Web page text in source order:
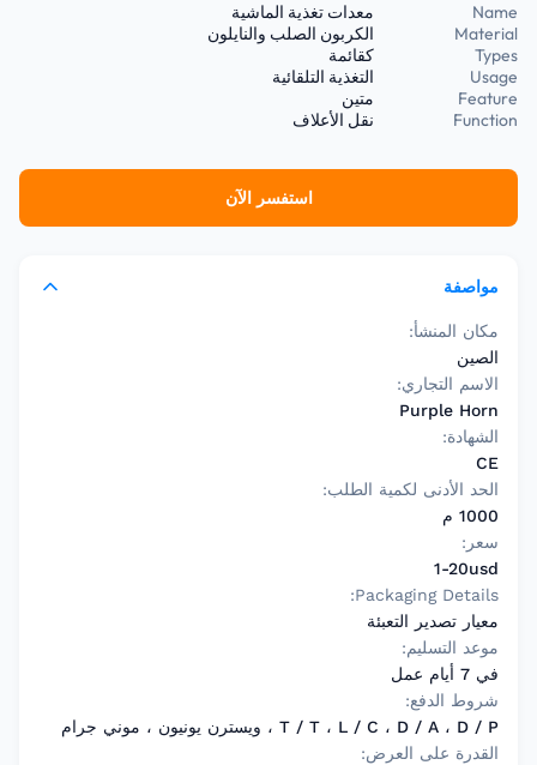
Name
معدات تغذية الماشية
Material
الكربون الصلب والنايلون
Types
كقائمة
Usage
التغذية التلقائية
Feature
متين
Function
نقل الأعلاف
استفسر الآن
مواصفة
مكان المنشأ:
الصين
الاسم التجاري:
Purple Horn
الشهادة:
CE
الحد الأدنى لكمية الطلب:
1000 م
سعر:
1-20usd
Packaging Details:
معيار تصدير التعبئة
موعد التسليم:
في 7 أيام عمل
شروط الدفع:
T / T ، L / C ، D / A ، D / P ، ويسترن يونيون ، موني جرام
القدرة على العرض: